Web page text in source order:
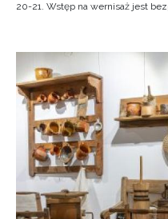
20-21. Wstęp na wernisaż jest